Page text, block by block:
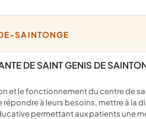
SAINTONGE
DE SAINT GENIS DE
répondre à leurs besoins, mettre à
permettant aux patients une